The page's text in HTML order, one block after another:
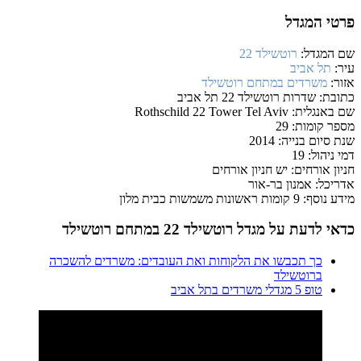
פרטי המגדל
שם המגדל: רוטשילד 22
עיר: תל אביב
אזור: משרדים במתחם רוטשילד
כתובת: שדרות רוטשילד 22 תל אביב
שם באנגלית: Rothschild 22 Tower Tel Aviv
מספר קומות: 29
שנת סיום בנייה: 2014
דמי ניהול: 19
חניון אורחים: יש חניון אורחים
אדריכל: אמנון בר-אור
מידע נוסף: 9 קומות ראשונות משמשות כבית מלון
כדאי לדעת על מגדל רוטשילד 22 במתחם רוטשילד
כך תכבשו את הלקוחות ואת העובדים: משרדים להשכרה
ברוטשילד
טופ 5 מגדלי משרדים בתל אביב